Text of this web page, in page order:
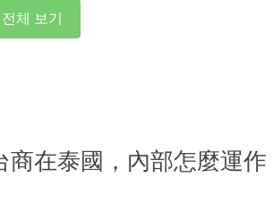
전체 보기
在泰國，內部怎麼運作